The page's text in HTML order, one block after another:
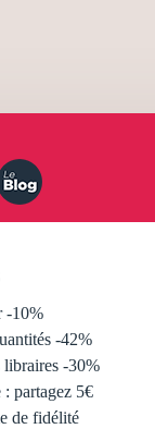
-10%
-42%
libraires -30%
: partagez 5€
de fidélité